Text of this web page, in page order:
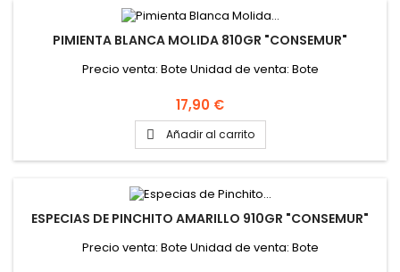
PIMIENTA BLANCA MOLIDA 810GR "CONSEMUR"
Precio venta: Bote Unidad de venta: Bote
Precio
17,90 €
 Añadir al carrito
ESPECIAS DE PINCHITO AMARILLO 910GR "CONSEMUR"
Precio venta: Bote Unidad de venta: Bote